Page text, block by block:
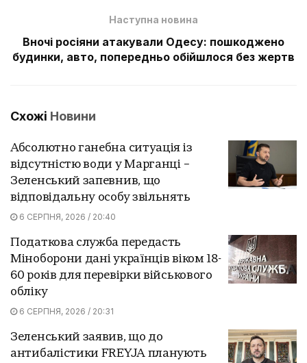
Наступна новина
Вночі росіяни атакували Одесу: пошкоджено
будинки, авто, попередньо обійшлося без жертв
Схожі Новини
Абсолютно ганебна ситуація із
відсутністю води у Марганці –
Зеленський запевнив, що
відповідальну особу звільнять
6 СЕРПНЯ, 2026 / 20:40
Податкова служба передасть
Міноборони дані українців віком 18-
60 років для перевірки військового
обліку
6 СЕРПНЯ, 2026 / 20:31
Зеленський заявив, що до
антибалістики FREYJA планують